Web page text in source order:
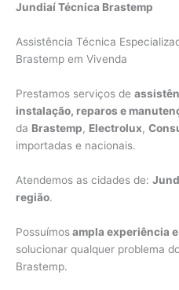
Jundiaí Técnica Brastemp
Assistência Técnica
Brastemp em Vivenda
Prestamos serviços de
instalação, reparos e
da Brastemp, Electrolux,
importadas e nacionais.
Atendemos as cidades de:
região.
Possuímosampla experiência
solucionar qualquer problema
Brastemp.